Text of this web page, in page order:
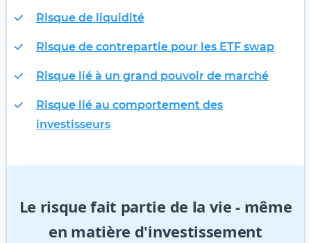
Risque de liquidité
Risque de contrepartie pour les ETF swap
Risque lié à un grand pouvoir de marché
Risque lié au comportement des
investisseurs
Le risque fait partie de la vie - même
en matière d'investissement